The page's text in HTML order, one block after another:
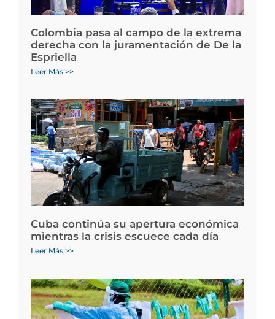
Colombia pasa al campo de la extrema
derecha con la juramentación de De la
Espriella
Leer Más >>
Cuba continúa su apertura económica
mientras la crisis escuece cada día
Leer Más >>